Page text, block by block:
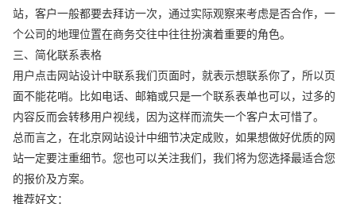
站，客户一般都要去拜访一次，通过实际观察来考虑是否合作，一
个公司的地理位置在商务交往中往往扮演着重要的角色。
三、简化联系表格
用户点击网站设计中联系我们页面时，就表示想联系你了，所以页
面不能花哨。比如电话、邮箱或只是一个联系表单也可以，过多的
内容反而会转移用户视线，因为这样而流失一个客户太可惜了。
总而言之，在北京网站设计中细节决定成败，如果想做好优质的网
站一定要注重细节。您也可以关注我们，我们将为您选择最适合您
的报价及方案。
推荐好文：